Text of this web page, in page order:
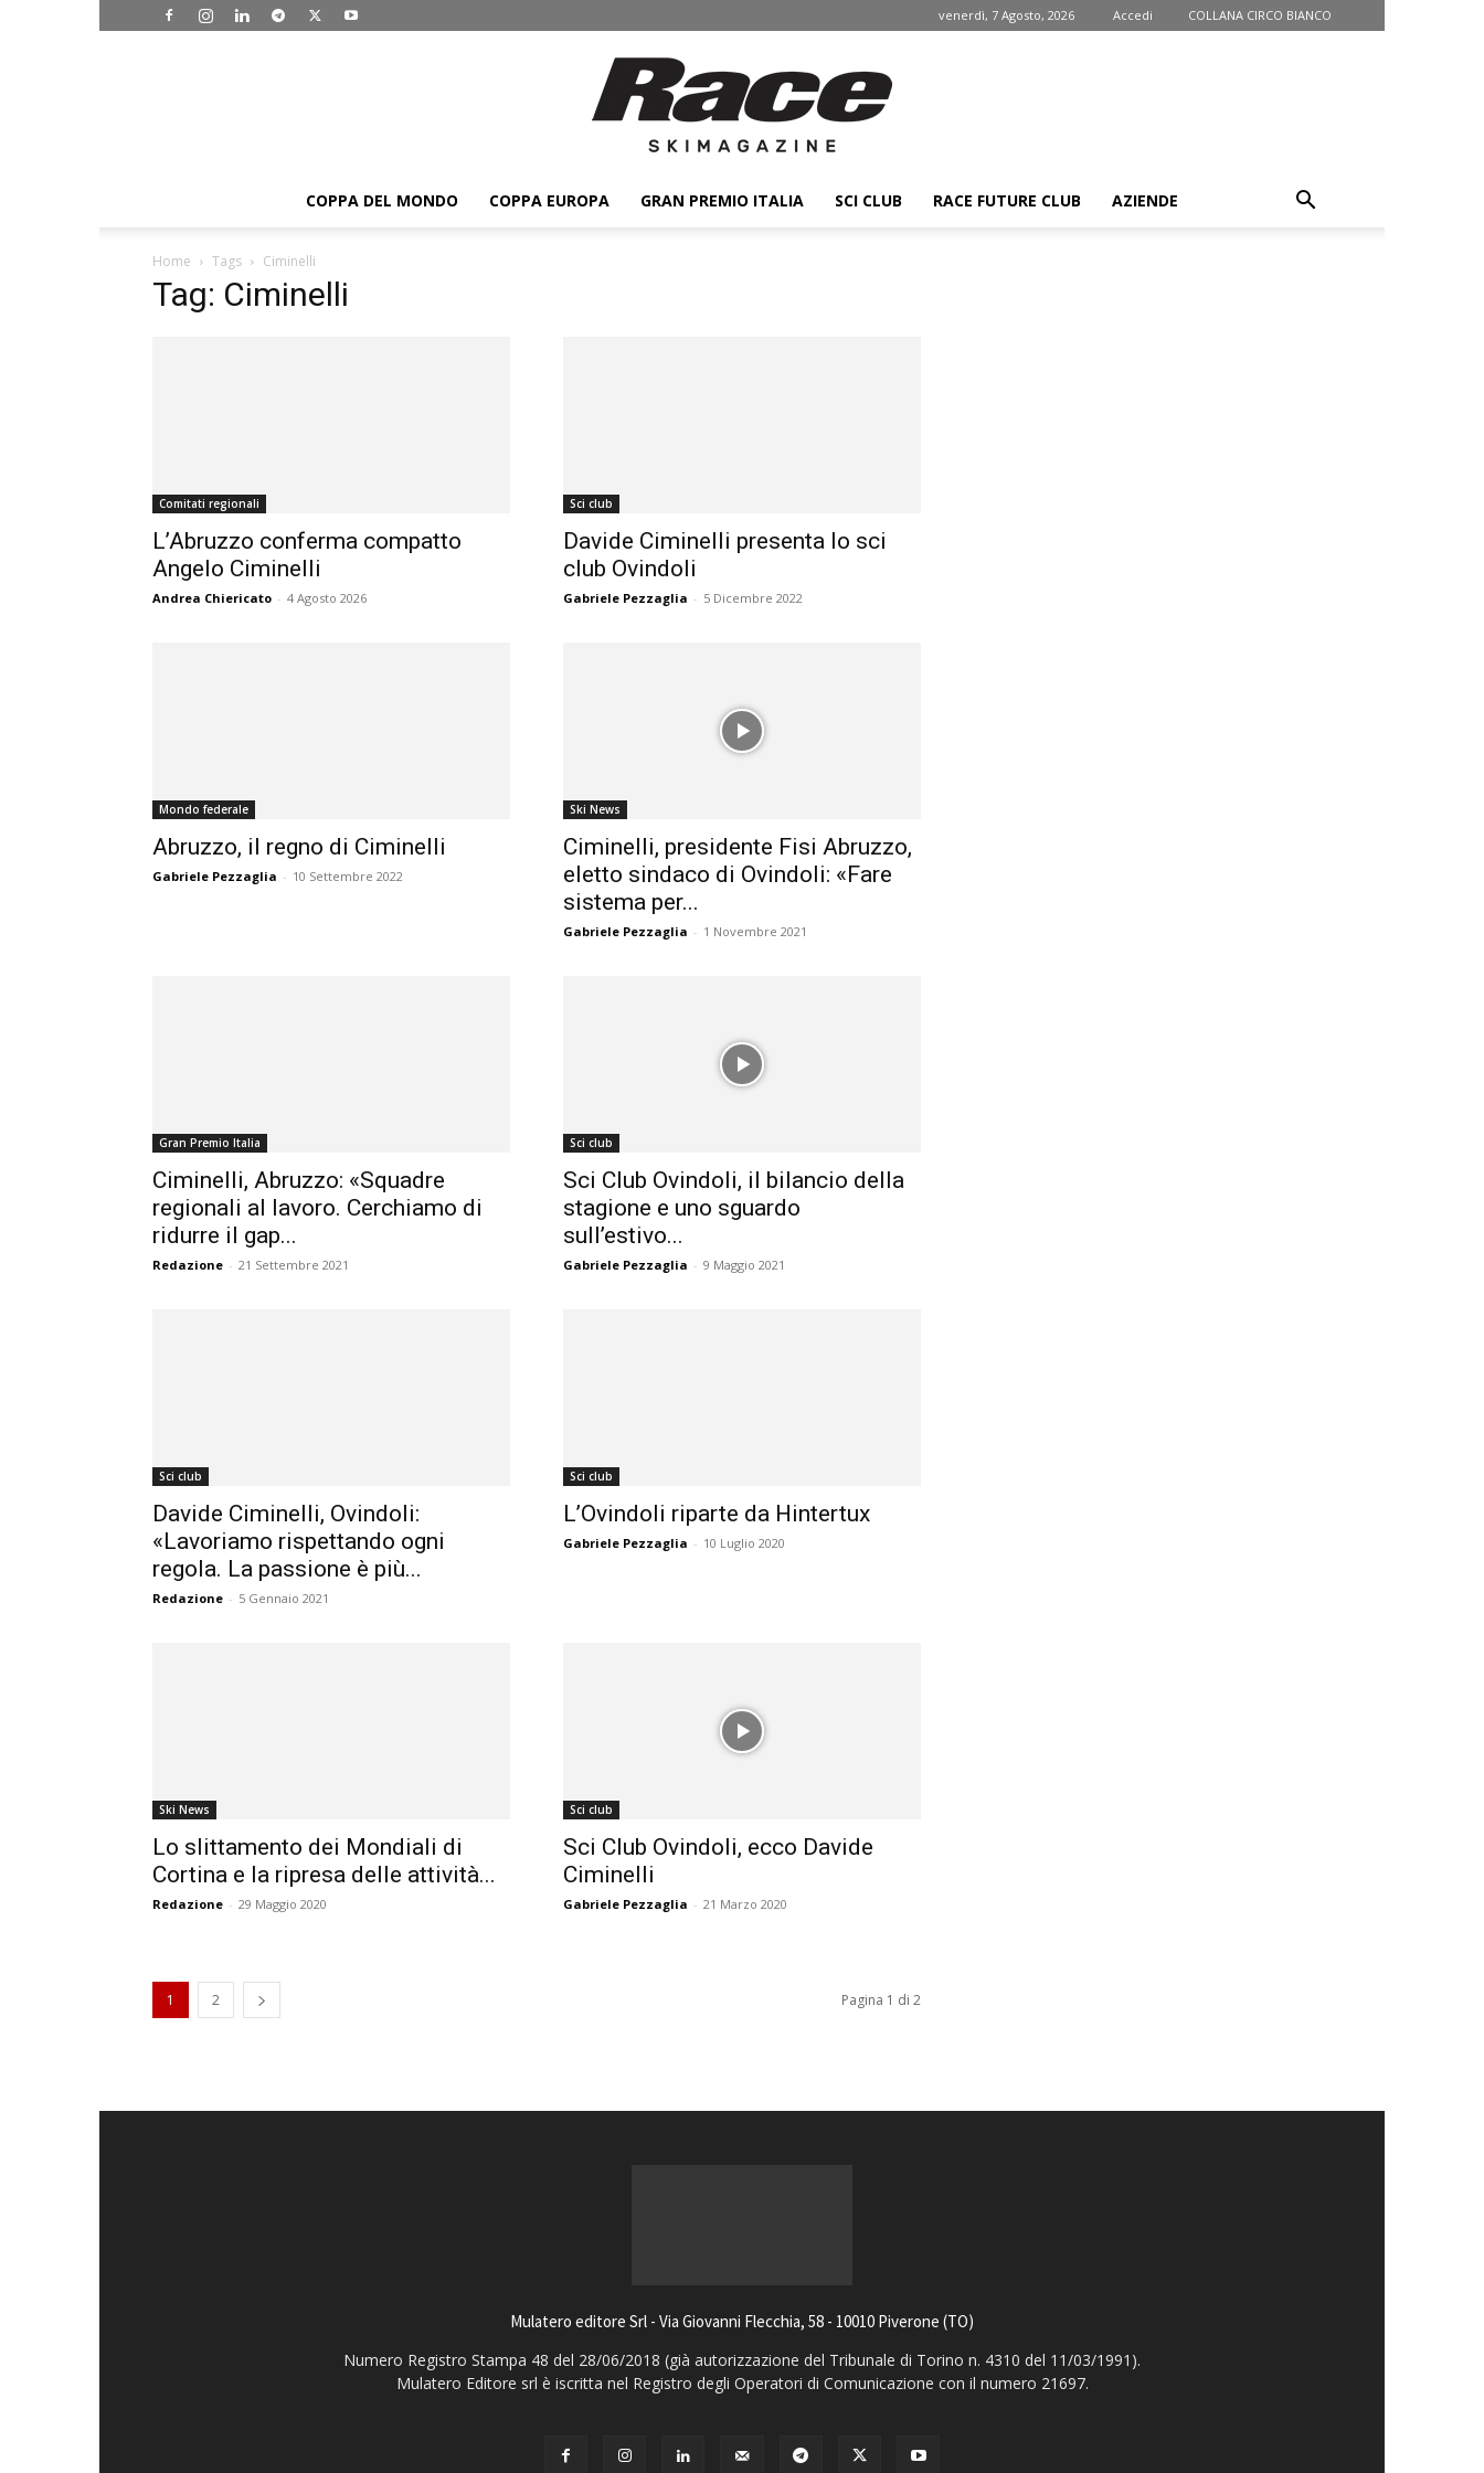
venerdì, 7 Agosto, 2026 Accedi COLLANA CIRCO BIANCO
COPPA DEL MONDO COPPA EUROPA GRAN PREMIO ITALIA SCI CLUB RACE FUTURE CLUB AZIENDE
Home Tags Ciminelli
Tag: Ciminelli
Comitati regionali
L’Abruzzo conferma compatto
Angelo Ciminelli
Andrea Chiericato - 4 Agosto 2026
Sci club
Davide Ciminelli presenta lo sci
club Ovindoli
Gabriele Pezzaglia - 5 Dicembre 2022
Mondo federale
Abruzzo, il regno di Ciminelli
Gabriele Pezzaglia - 10 Settembre 2022
Ski News
Ciminelli, presidente Fisi Abruzzo,
eletto sindaco di Ovindoli: «Fare
sistema per...
Gabriele Pezzaglia - 1 Novembre 2021
Gran Premio Italia
Ciminelli, Abruzzo: «Squadre
regionali al lavoro. Cerchiamo di
ridurre il gap...
Redazione - 21 Settembre 2021
Sci club
Sci Club Ovindoli, il bilancio della
stagione e uno sguardo
sull’estivo...
Gabriele Pezzaglia - 9 Maggio 2021
Sci club
Davide Ciminelli, Ovindoli:
«Lavoriamo rispettando ogni
regola. La passione è più...
Redazione - 5 Gennaio 2021
Sci club
L’Ovindoli riparte da Hintertux
Gabriele Pezzaglia - 10 Luglio 2020
Ski News
Lo slittamento dei Mondiali di
Cortina e la ripresa delle attività...
Redazione - 29 Maggio 2020
Sci club
Sci Club Ovindoli, ecco Davide
Ciminelli
Gabriele Pezzaglia - 21 Marzo 2020
1 2 Pagina 1 di 2
Mulatero editore Srl - Via Giovanni Flecchia, 58 - 10010 Piverone (TO)
Numero Registro Stampa 48 del 28/06/2018 (già autorizzazione del Tribunale di Torino n. 4310 del 11/03/1991).
Mulatero Editore srl è iscritta nel Registro degli Operatori di Comunicazione con il numero 21697.